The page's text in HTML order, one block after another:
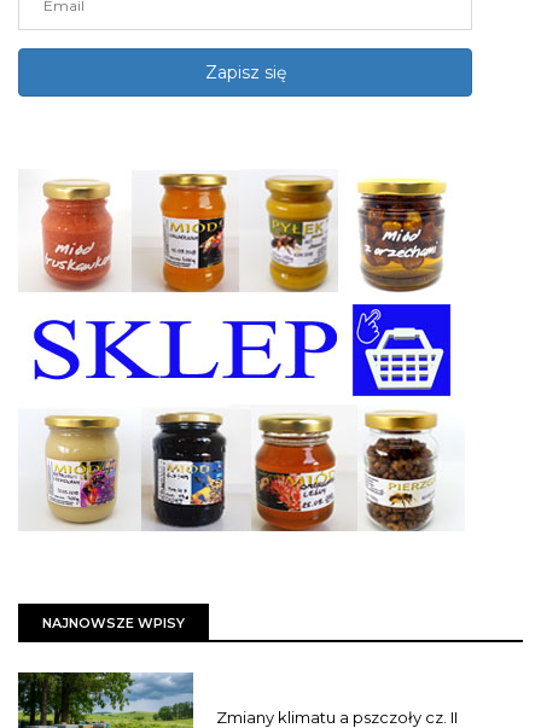
NAJNOWSZE WPISY
Zmiany klimatu a pszczoły cz. II